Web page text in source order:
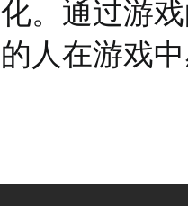
化。通过游
的人在游戏